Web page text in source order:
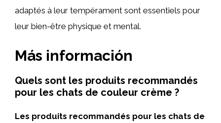
adaptés à leur tempérament sont essentiels pour
leur bien-être physique et mental.
Más información
Quels sont les produits recommandés
pour les chats de couleur crème ?
Les produits recommandés pour les chats de